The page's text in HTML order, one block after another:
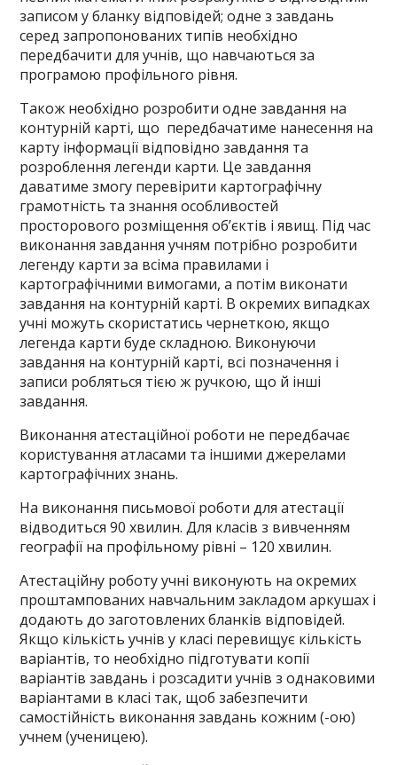
записом у бланку відповідей; одне з завдань
серед запропонованих типів необхідно
передбачити для учнів, що навчаються за
програмою профільного рівня.
Також необхідно розробити одне завдання на
контурній карті, що передбачатиме нанесення на
карту інформації відповідно завдання та
розроблення легенди карти. Це завдання
даватиме змогу перевірити картографічну
грамотність та знання особливостей
просторового розміщення об’єктів і явищ. Під час
виконання завдання учням потрібно розробити
легенду карти за всіма правилами і
картографічними вимогами, а потім виконати
завдання на контурній карті. В окремих випадках
учні можуть скористатись чернеткою, якщо
легенда карти буде складною. Виконуючи
завдання на контурній карті, всі позначення і
записи робляться тією ж ручкою, що й інші
завдання.
Виконання атестаційної роботи не передбачає
користування атласами та іншими джерелами
картографічних знань.
На виконання письмової роботи для атестації
відводиться 90 хвилин. Для класів з вивченням
географії на профільному рівні – 120 хвилин.
Атестаційну роботу учні виконують на окремих
проштампованих навчальним закладом аркушах і
додають до заготовлених бланків відповідей.
Якщо кількість учнів у класі перевищує кількість
варіантів, то необхідно підготувати копії
варіантів завдань і розсадити учнів з однаковими
варіантами в класі так, щоб забезпечити
самостійність виконання завдань кожним (-ою)
учнем (ученицею).